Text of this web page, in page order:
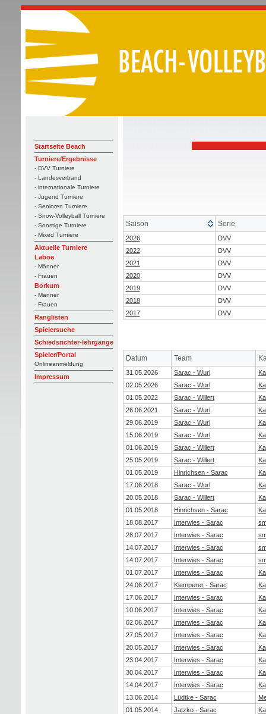
Startseite Beach
Turniere/Ergebnisse
- DVV Turniere
- Landesverband
- internationale Turniere
- Jugend Turniere
- Senioren Turniere
- Snow-Volleyball Turniere
- Sonstige Turniere
- Mixed Turniere
Aktuelle Turniere
Laboe
- Männer
- Frauen
Borkum
- Männer
- Frauen
Ranglisten
Spielersuche
Schiedsrichter-lehrgänge
Spieler/Portal
Onlineanmeldung
Impressum
Saison Serie
2026
DVV
2022
DVV
2021
DVV
2020
DVV
2019
DVV
2018
DVV
2017
DVV
Datum Team
31.05.2026 Sarac - Wurl
02.05.2026
Sarac - Wurl
01.05.2022
Sarac - Willert
26.06.2021
Sarac - Wurl
29.06.2019
Sarac - Wurl
15.06.2019
Sarac - Wurl
01.06.2019
Sarac - Willert
25.05.2019
Sarac - Willert
01.05.2019
Hinrichsen - Sarac
17.06.2018
Sarac - Wurl
20.05.2018
Sarac - Willert
01.05.2018
Hinrichsen - Sarac
18.08.2017
Interwies - Sarac
28.07.2017
Interwies - Sarac
14.07.2017
Interwies - Sarac
14.07.2017
Interwies - Sarac
01.07.2017
Interwies - Sarac
24.06.2017
Klemperer - Sarac
17.06.2017
Interwies - Sarac
10.06.2017
Interwies - Sarac
02.06.2017
Interwies - Sarac
27.05.2017
Interwies - Sarac
20.05.2017
Interwies - Sarac
23.04.2017
Interwies - Sarac
30.04.2017
Interwies - Sarac
14.04.2017
Interwies - Sarac
13.06.2014
Lüdtke - Sarac
01.05.2014
Jatzko - Sarac